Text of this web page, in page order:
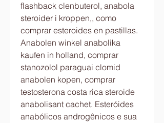
flashback clenbuterol, anabola
steroider i kroppen,, como
comprar esteroides en pastillas.
Anabolen winkel anabolika
kaufen in holland, comprar
stanozolol paraguai clomid
anabolen kopen, comprar
testosterona costa rica steroide
anabolisant cachet. Esteróides
anabólicos androgênicos e sua